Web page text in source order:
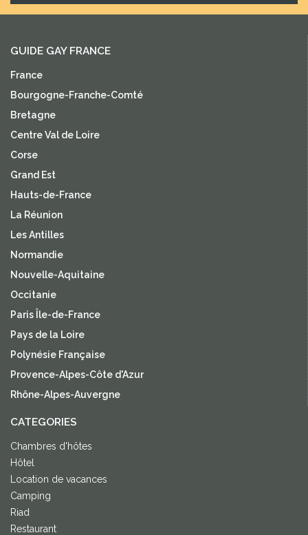
GUIDE GAY FRANCE
France
Bourgogne-Franche-Comté
Bretagne
Centre Val de Loire
Corse
Grand Est
Hauts-de-France
La Réunion
Les Antilles
Normandie
Nouvelle-Aquitaine
Occitanie
Paris Île-de-France
Pays de la Loire
Polynésie Française
Provence-Alpes-Côte d'Azur
Rhône-Alpes-Auvergne
CATEGORIES
Chambres d'hôtes
Hôtel
Location de vacances
Camping
Riad
Restaurant